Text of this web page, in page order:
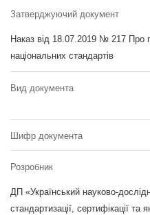
Затверджуючий документ
Наказ від 18.07.2019 № 217 Про
національних стандартів
Вид документа
Шифр документа
Розробник
ДП «Український науково-
стандартизації, сертифікації